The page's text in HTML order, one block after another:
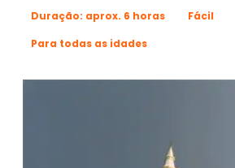
Duração: aprox. 6 horas
Fácil
Para todas as idades